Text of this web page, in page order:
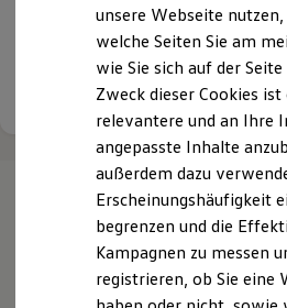
Nachhaltigkeit
Technologie
Kosten und Kauf
Kaufoptionen
E-Auto-Förderung
Software und
Die ID. Software 6
ID. Software
Digitale Extras
Schnittstellen zu
Hybridautos
Marke und Erlebnis
Volkswagen R und R
R-Modelle
Historie – Autohaus
Details ansehen
Ihre
unsere Webseite
welche Seiten Sie am
wie Sie sich auf der
Zweck dieser Cookies
relevantere und an Ihre
angepasste Inhalte
außerdem dazu
Erscheinungshäufigkeit
begrenzen und die
Kampagnen zu messen
registrieren, ob Sie eine